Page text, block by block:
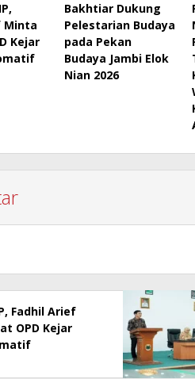
Minta
Kejar
Bakhtiar Dukung
Pelestarian Budaya
pada Pekan
Budaya Jambi Elok
Nian 2026
Fadhil Arief
OPD Kejar